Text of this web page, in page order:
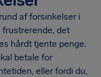
af forsinkelser i
frustrerende, det
hårdt tjente penge.
betale for
eller fordi du,